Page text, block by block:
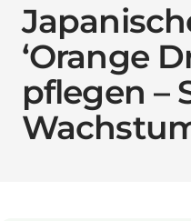
‘Orange
pflegen –